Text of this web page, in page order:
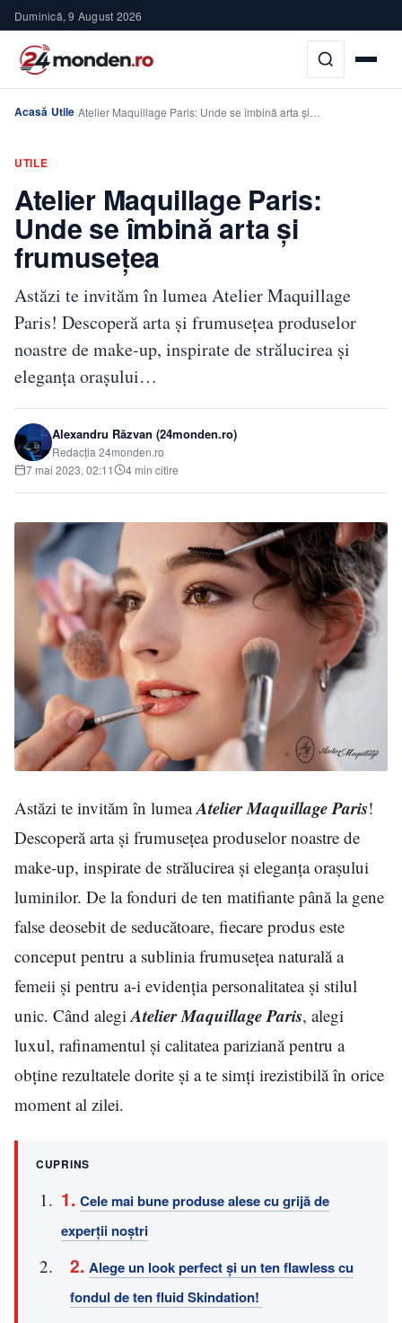
Duminică, 9 August 2026
Acasă›Utile›Atelier Maquillage Paris: Unde se îmbină arta și…
UTILE
Atelier Maquillage Paris:
Unde se îmbină arta și
frumusețea
Astăzi te invităm în lumea Atelier Maquillage
Paris! Descoperă arta și frumusețea produselor
noastre de make-up, inspirate de strălucirea și
eleganța orașului…
Alexandru Răzvan (24monden.ro)
Redacția 24monden.ro
7 mai 2023, 02:11
4 min citire
Astăzi te invităm în lumeaAtelier Maquillage Paris!
Descoperă arta și frumusețea produselor noastre de
make-up, inspirate de strălucirea și eleganța orașului
luminilor. De la fonduri de ten matifiante până la gene
false deosebit de seducătoare, fiecare produs este
conceput pentru a sublinia frumusețea naturală a
femeii și pentru a-i evidenția personalitatea și stilul
unic. Când alegiAtelier Maquillage Paris, alegi
luxul, rafinamentul și calitatea pariziană pentru a
obține rezultatele dorite și a te simți irezistibilă în orice
moment al zilei.
CUPRINS
Cele mai bune produse alese cu grijă de
experții noștri
Alege un look perfect și un ten flawless cu
fondul de ten fluid Skindation!